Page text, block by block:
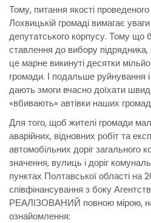
Тому, питання якості
Лохвицькій громаді вимагає
депутатського корпусу. Тому що
ставлення до вибору підрядника,
це марне викинуті десятки
громади. І подальше руйнування і
дають змоги вчасно доїхати
«вбивають» автівки наших
Для того, щоб жителі громади
аварійних, відновних робіт та
автомобільних доріг загального
значення, вулиць і доріг
пунктах Полтавської області на
співфінансування з боку
РЕАЛІЗОВАНИЙ повною мірою,
ознайомлення: